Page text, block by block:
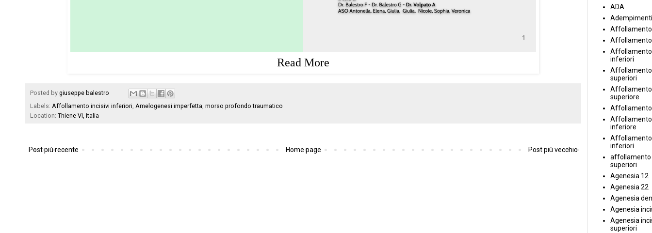
Read More
Posted by giuseppe balestro
Labels: Affollamento incisivi inferiori, Amelogenesi imperfetta, morso profondo traumatico
Location: Thiene VI, Italia
Post più recente Post più vecchio
Home page
ADA
Adempimenti
Affollamento
inferiori
Affollamento
superiori
Affollamento
superiore
inferiore
Affollamento
inferiori
affollamento
superiori
Agenesia 12
Agenesia 22
Agenesia
Agenesia
Agenesia
superiori